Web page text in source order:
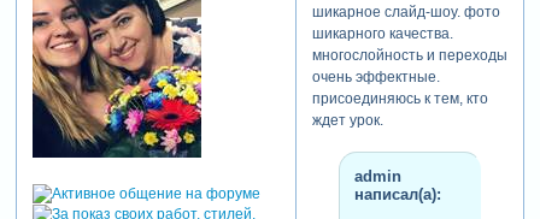
шикарное слайд-шоу. фото
шикарного качества.
многослойность и переходы
очень эффектные.
присоединяюсь к тем, кто
ждет урок.
admin
написал(а):